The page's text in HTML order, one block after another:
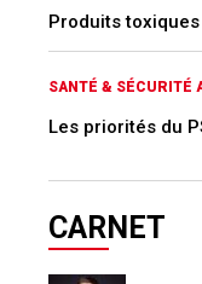
Produits toxiques
SANTÉ & SÉCURITÉ
Les priorités du
CARNET